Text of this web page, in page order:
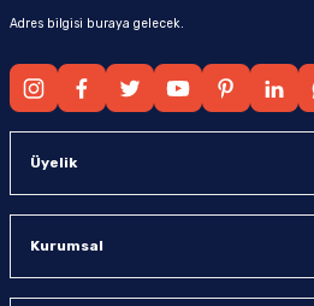
Adres bilgisi buraya gelecek.
Üyelik
Kurumsal